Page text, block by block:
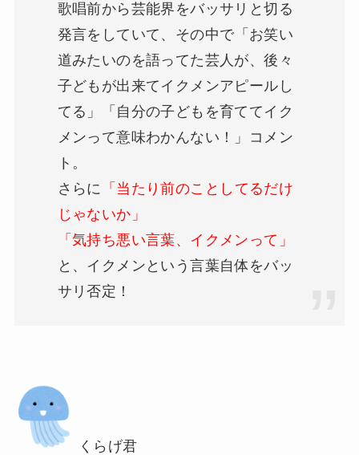
歌唱前から芸能界をバッサリと切る
発言をしていて、その中で「お笑い
道みたいのを語ってた芸人が、後々
子どもが出来てイクメンアピールし
てる」「自分の子どもを育ててイク
メンって意味わかんない！」
コメン
ト。
さらに 「当たり前のことしてるだけ
じゃないか」
「気持ち悪い言葉、イクメンって」
と、イクメンという言葉自体をバッ
サリ否定！
くらげ君